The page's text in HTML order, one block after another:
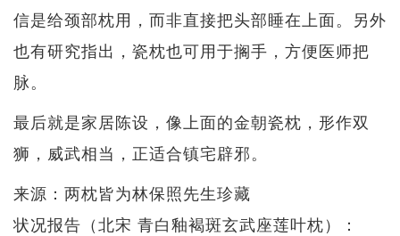
信是给颈部枕用，而非直接把头部睡在上面。另外
也有研究指出，瓷枕也可用于搁手，方便医师把
脉。
最后就是家居陈设，像上面的金朝瓷枕，形作双
狮，威武相当，正适合镇宅辟邪。
来源：两枕皆为林保照先生珍藏
状况报告（北宋 青白釉褐斑玄武座莲叶枕）：